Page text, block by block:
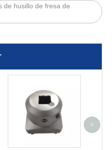
de husillo de fresa de
>